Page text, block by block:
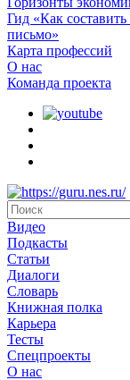
Гид «Как
письмо»
Карта профессий
О наc
Команда проекта
Видео
Подкасты
Статьи
Диалоги
Словарь
Книжная полка
Карьера
Тесты
Спецпроекты
О наc